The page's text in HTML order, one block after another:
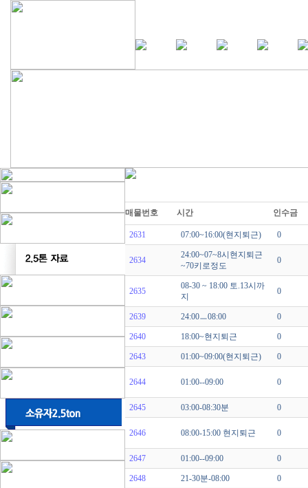
매물번호 시간 인수금
2631 07:00~16:00(현지퇴근) 0
2634
24:00~07~8시현지퇴근
~70키로정도
0
2635
08-30 ~ 18:00 토.13시까
지
0
2639 24:00ㅡ08:00 0
2640 18:00~현지퇴근 0
2643 01:00~09:00(현지퇴근) 0
2644 01:00--09:00 0
2645 03:00-08:30분 0
2646 08:00-15:00 현지퇴근 0
2647 01:00--09:00 0
2648 21-30분-08:00 0